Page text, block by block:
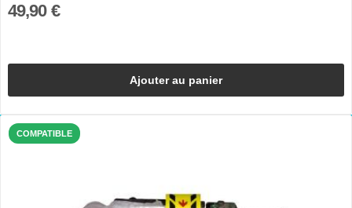
49,90 €
Ajouter au panier
COMPATIBLE